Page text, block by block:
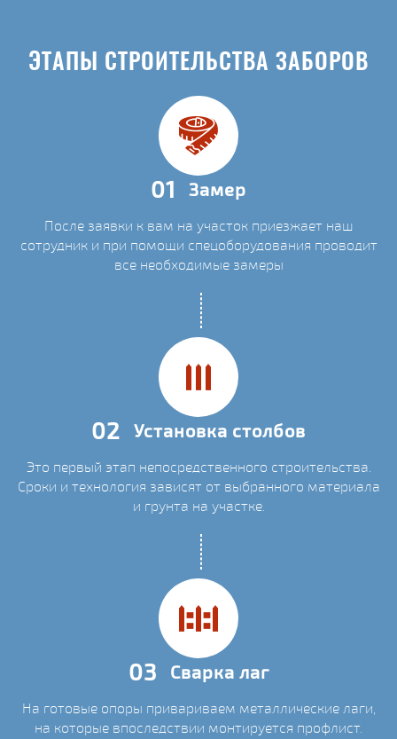
ЭТАПЫ СТРОИТЕЛЬСТВА ЗАБОРОВ
01 Замер
После заявки к вам на участок приезжает наш
сотрудник и при помощи спецоборудования проводит
все необходимые замеры
02 Установка столбов
Это первый этап непосредственного строительства.
Сроки и технология зависят от выбранного материала
и грунта на участке.
03 Сварка лаг
На готовые опоры привариваем металлические лаги,
на которые впоследствии монтируется профлист.